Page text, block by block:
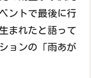
ントで最後に行
まれたと語って
ョンの「雨あが